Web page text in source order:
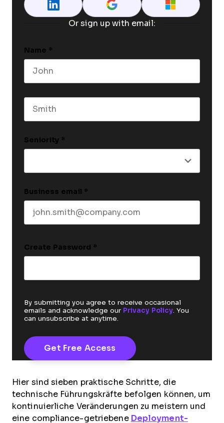
Or sign up with email:
Name *
Seniority *
Business email *
Create Password *
By submitting you agree to receive occasional
emails and acknowledge our Privacy Policy. You
can unsubscribe at anytime.
Hier sind sieben praktische Schritte, die
technische Führungskräfte befolgen können, um
kontinuierliche Veränderungen zu meistern und
eine compliance-getriebene Deployment-